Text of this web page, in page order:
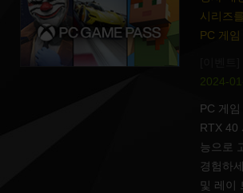
시리즈
PC 게
2024-
PC 게
RTX 40
능으로
경험하
및 레이